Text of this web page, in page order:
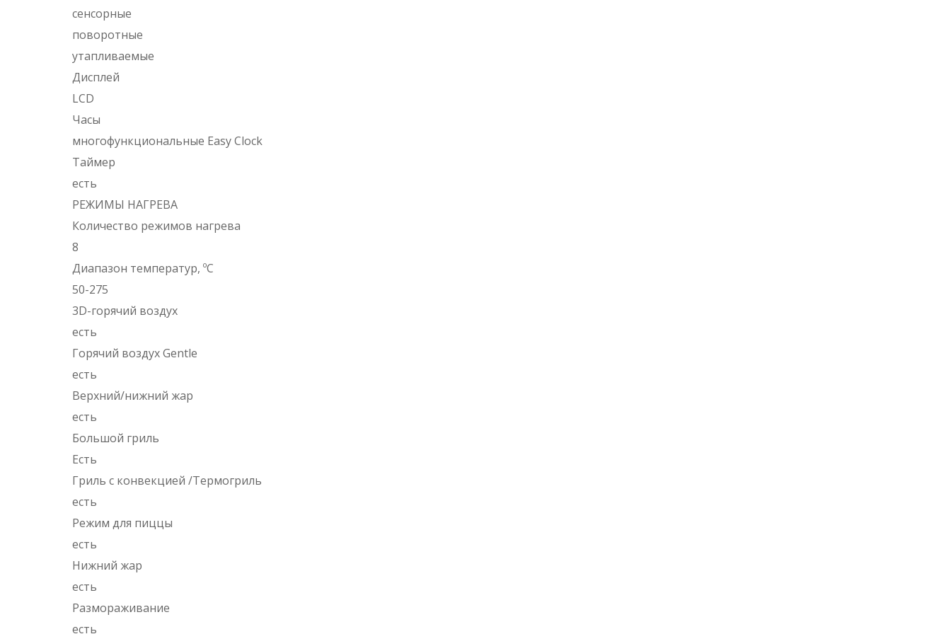
сенсорные
поворотные
утапливаемые
Дисплей
LCD
Часы
многофункциональные Easy Clock
Таймер
есть
РЕЖИМЫ НАГРЕВА
Количество режимов нагрева
8
Диапазон температур, ºC
50-275
3D-горячий воздух
есть
Горячий воздух Gentle
есть
Верхний/нижний жар
есть
Большой гриль
Есть
Гриль с конвекцией /Термогриль
есть
Режим для пиццы
есть
Нижний жар
есть
Размораживание
есть